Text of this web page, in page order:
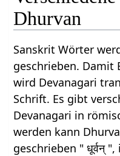
Dhurvan
Sanskrit Wörter
geschrieben. Damit
wird Devanagari
Schrift. Es gibt
Devanagari in
werden kann
geschrieben " धूर्वन्